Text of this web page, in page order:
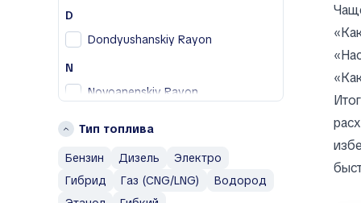
Chery
Chrysler
Cupra
D
Daewoo
D
Dondyushanskiy Rayon
N
Novoanenskiy Rayon
R
Гагаузия
Тип топлива
Бензин
Дизель
Электро
Гибрид
Газ (CNG/LNG)
Водород